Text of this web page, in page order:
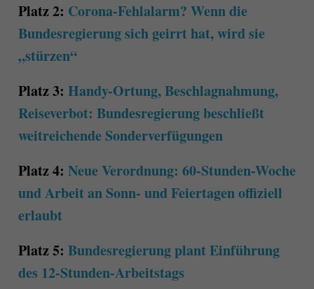
Platz 2: Corona-Fehlalarm? Wenn die
Bundesregierung sich geirrt hat, wird sie
„stürzen“
Platz 3: Handy-Ortung, Beschlagnahmung,
Reiseverbot: Bundesregierung beschließt
weitreichende Sonderverfügungen
Platz 4: Neue Verordnung: 60-Stunden-Woche
und Arbeit an Sonn- und Feiertagen offiziell
erlaubt
Platz 5: Bundesregierung plant Einführung
des 12-Stunden-Arbeitstags